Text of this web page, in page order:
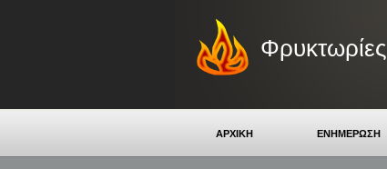
Φρυκτωρίες
ΑΡΧΙΚΗ ΕΝΗΜΕΡΩΣΗ